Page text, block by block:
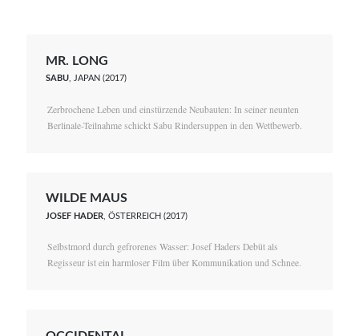
MR. LONG
SABU, JAPAN (2017)
Zerbrochene Leben und einstürzende Neubauten: In seiner neunten
Berlinale-Teilnahme schickt Sabu Rindersuppen in den Wettbewerb.
WILDE MAUS
JOSEF HADER , ÖSTERREICH (2017)
Selbstmord durch gefrorenes Wasser: Josef Haders Debüt als
Regisseur ist ein harmloser Film über Kommunikation und Schnee.